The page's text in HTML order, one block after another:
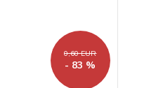
0,60 EUR
- 83 %